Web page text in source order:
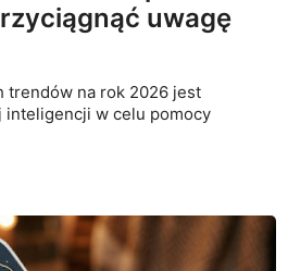
uwagę
trendów na rok 2026 jest
w celu pomocy